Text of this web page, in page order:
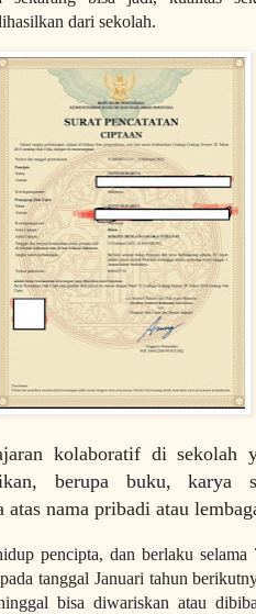
dari sekolah.
kolaboratif di sekolah
berupa buku, karya
nama pribadi atau
pencipta, dan berlaku selama
tanggal Januari tahun
bisa diwariskan atau